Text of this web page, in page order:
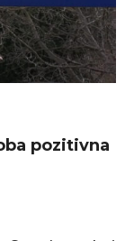
pozitivna